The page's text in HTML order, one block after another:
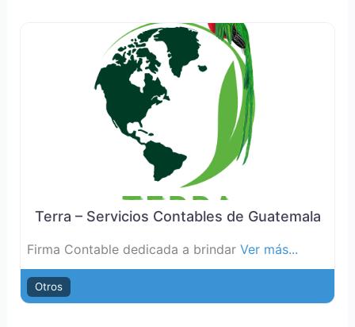
Terra – Servicios Contables de Guatemala
Firma Contable dedicada a brindar Ver más...
Otros